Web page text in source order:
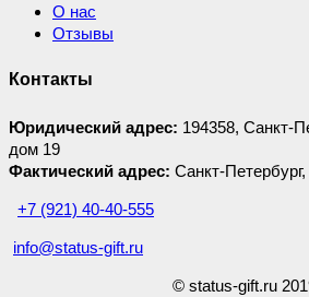
О нас
Отзывы
Контакты
Юридический адрес: 194358, Санкт-
дом 19
Фактический адрес: Санкт-
+7 (921) 40-40-555
info@status-gift.ru
© status-gift.ru